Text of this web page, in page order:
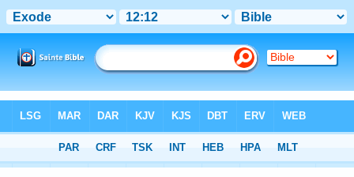
Chapitre 12> Verset 12